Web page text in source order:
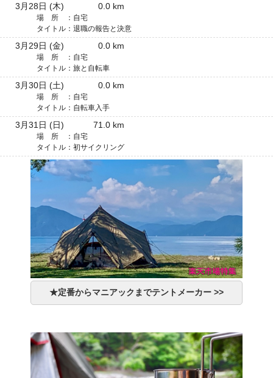
3月28日 (木) 0.0 km
場 所 ： 自宅
タイトル： 退職の報告と決意
3月29日 (金) 0.0 km
場 所 ： 自宅
タイトル： 旅と自転車
3月30日 (土) 0.0 km
場 所 ： 自宅
タイトル： 自転車入手
3月31日 (日) 71.0 km
場 所 ： 自宅
タイトル： 初サイクリング
★定番からマニアックまでテントメーカー >>